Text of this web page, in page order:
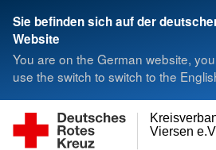
Sie befinden sich auf der
Website
You are on the German website,
use the switch to switch to the
Viersen